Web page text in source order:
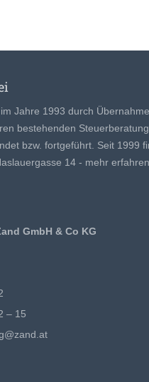
Jahre 1993 durch
bestehenden
bzw. fortgeführt. Seit 1999
14 - mehr
GmbH & Co KG
– 15